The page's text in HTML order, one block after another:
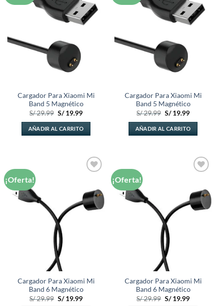
lista de
deseos
Cargador Para Xiaomi Mi
Band 5 Magnético
S/29.99 El
original
era:
S/ 29.99.
S/19.99El
actual
es:
S/ 19.99.
AÑADIR AL CARRITO
lista de
deseos
Cargador Para Xiaomi Mi
Band 5 Magnético
S/29.99 El
original
era:
S/ 29.99.
S/19.99El
actual
es:
S/ 19.99.
AÑADIR AL CARRITO
¡Oferta!
lista de
deseos
Cargador Para Xiaomi Mi
Band 6 Magnético
S/29.99 El
S/19.99El
¡Oferta!
lista de
deseos
Cargador Para Xiaomi Mi
Band 6 Magnético
S/29.99 El
S/19.99El